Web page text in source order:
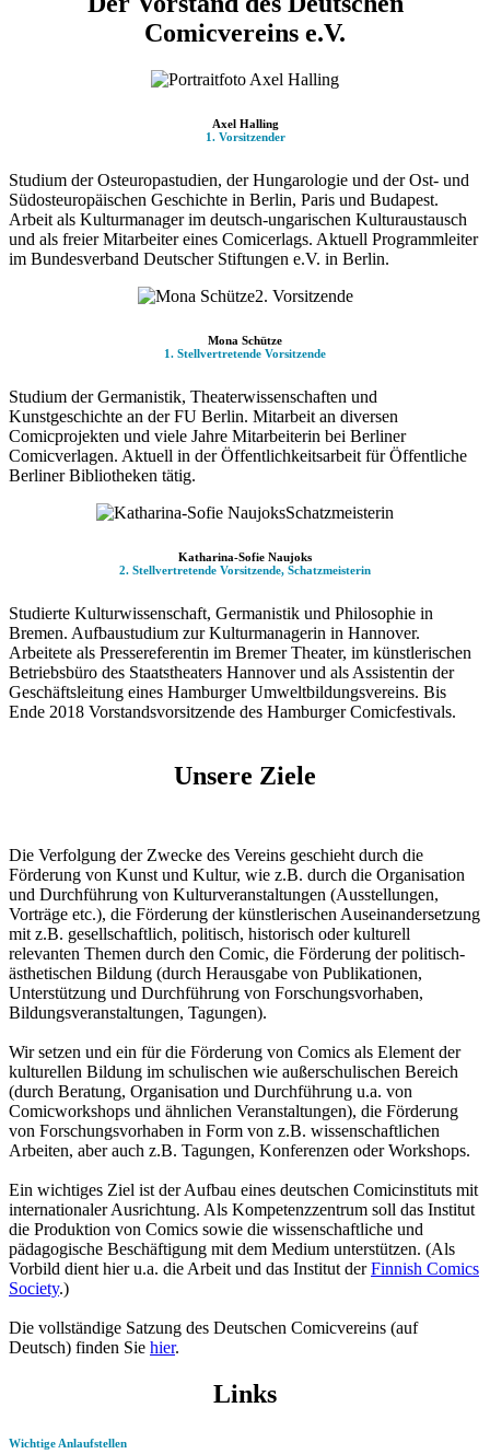
Comicvereins e.V.
Axel Halling
1. Vorsitzender
Studium der Osteuropastudien, der Hungarologie und der Ost- und
Südosteuropäischen Geschichte in Berlin, Paris und Budapest.
Arbeit als Kulturmanager im deutsch-ungarischen Kulturaustausch
und als freier Mitarbeiter eines Comicerlags. Aktuell Programmleiter
im Bundesverband Deutscher Stiftungen e.V. in Berlin.
Mona Schütze
1. Stellvertretende Vorsitzende
Studium der Germanistik, Theaterwissenschaften und
Kunstgeschichte an der FU Berlin. Mitarbeit an diversen
Comicprojekten und viele Jahre Mitarbeiterin bei Berliner
Comicverlagen. Aktuell in der Öffentlichkeitsarbeit für Öffentliche
Berliner Bibliotheken tätig.
Katharina-Sofie Naujoks
2. Stellvertretende Vorsitzende, Schatzmeisterin
Studierte Kulturwissenschaft, Germanistik und Philosophie in
Bremen. Aufbaustudium zur Kulturmanagerin in Hannover.
Arbeitete als Pressereferentin im Bremer Theater, im künstlerischen
Betriebsbüro des Staatstheaters Hannover und als Assistentin der
Geschäftsleitung eines Hamburger Umweltbildungsvereins. Bis
Ende 2018 Vorstandsvorsitzende des Hamburger Comicfestivals.
Unsere Ziele
Die Verfolgung der Zwecke des Vereins geschieht durch die
Förderung von Kunst und Kultur, wie z.B. durch die Organisation
und Durchführung von Kulturveranstaltungen (Ausstellungen,
Vorträge etc.), die Förderung der künstlerischen Auseinandersetzung
mit z.B. gesellschaftlich, politisch, historisch oder kulturell
relevanten Themen durch den Comic, die Förderung der politisch-
ästhetischen Bildung (durch Herausgabe von Publikationen,
Unterstützung und Durchführung von Forschungsvorhaben,
Bildungsveranstaltungen, Tagungen).
Wir setzen und ein für die Förderung von Comics als Element der
kulturellen Bildung im schulischen wie außerschulischen Bereich
(durch Beratung, Organisation und Durchführung u.a. von
Comicworkshops und ähnlichen Veranstaltungen), die Förderung
von Forschungsvorhaben in Form von z.B. wissenschaftlichen
Arbeiten, aber auch z.B. Tagungen, Konferenzen oder Workshops.
Ein wichtiges Ziel ist der Aufbau eines deutschen Comicinstituts mit
internationaler Ausrichtung. Als Kompetenzzentrum soll das Institut
die Produktion von Comics sowie die wissenschaftliche und
pädagogische Beschäftigung mit dem Medium unterstützen. (Als
Vorbild dient hier u.a. die Arbeit und das Institut derFinnish Comics
Society.)
Die vollständige Satzung des Deutschen Comicvereins (auf
Deutsch) finden Sie hier.
Links
Wichtige Anlaufstellen